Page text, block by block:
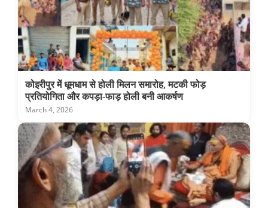
कोइरीपुर में धूमधाम से होली मिलन समारोह, मटकी फोड़
प्रतियोगिता और कपड़ा-फाड़ होली बनी आकर्षण
March 4, 2026